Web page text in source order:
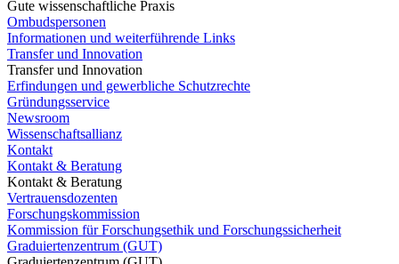
Gute wissenschaftliche Praxis
Ombudspersonen
Informationen und weiterführende Links
Transfer und Innovation
Transfer und Innovation
Erfindungen und gewerbliche Schutzrechte
Gründungsservice
Newsroom
Wissenschaftsallianz
Kontakt
Kontakt & Beratung
Kontakt & Beratung
Vertrauensdozenten
Forschungskommission
Kommission für Forschungsethik und Forschungssicherheit
Graduiertenzentrum (GUT)